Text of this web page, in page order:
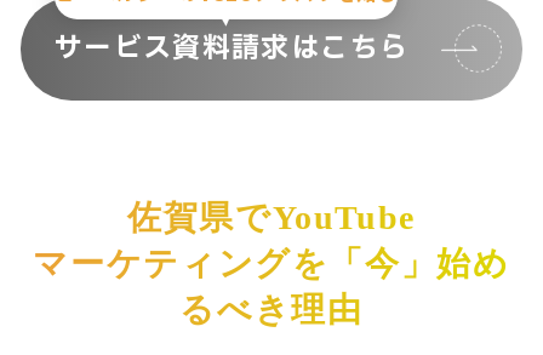
サービス資料請求はこちら
佐賀県でYouTube
マーケティングを「今」始め
るべき理由